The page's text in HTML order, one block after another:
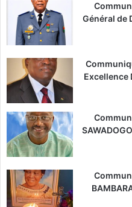
Général de
Excellence